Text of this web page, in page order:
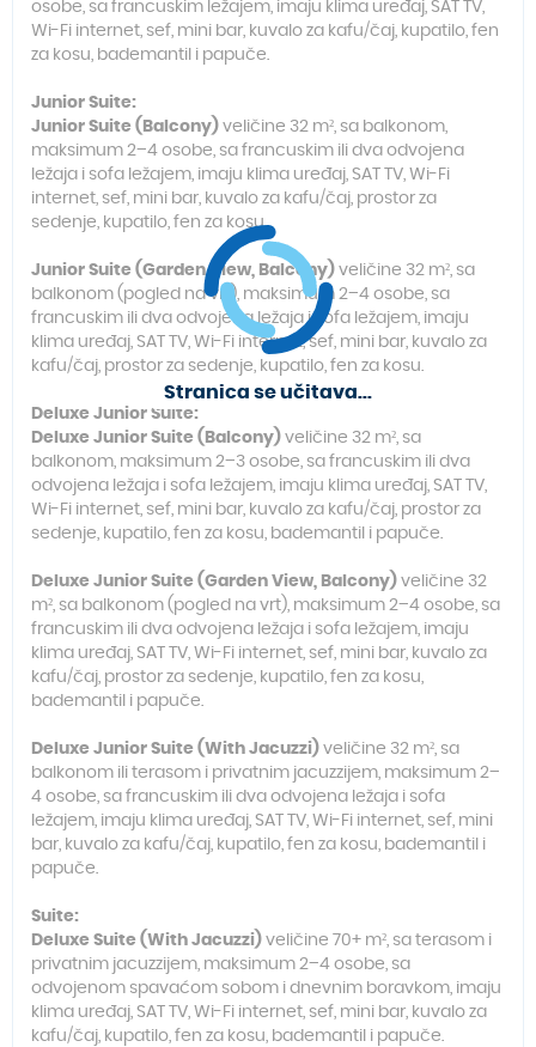
osobe, sa francuskim ležajem, imaju klima uređaj, SAT TV,
Wi-Fi internet, sef, mini bar, kuvalo za kafu/čaj, kupatilo, fen
za kosu, bademantil i papuče.
Junior Suite:
Junior Suite (Balcony) veličine 32 m², sa balkonom,
maksimum 2–4 osobe, sa francuskim ili dva odvojena
ležaja i sofa ležajem, imaju klima uređaj, SAT TV, Wi-Fi
internet, sef, mini bar, kuvalo za kafu/čaj, prostor za
sedenje, kupatilo, fen za kosu.
Junior Suite (Garden View, Balcony) veličine 32 m², sa
balkonom (pogled na vrt), maksimum 2–4 osobe, sa
francuskim ili dva odvojena ležaja i sofa ležajem, imaju
klima uređaj, SAT TV, Wi-Fi internet, sef, mini bar, kuvalo za
kafu/čaj, prostor za sedenje, kupatilo, fen za kosu.
Deluxe Junior Suite:
Deluxe Junior Suite (Balcony) veličine 32 m², sa
balkonom, maksimum 2–3 osobe, sa francuskim ili dva
odvojena ležaja i sofa ležajem, imaju klima uređaj, SAT TV,
Wi-Fi internet, sef, mini bar, kuvalo za kafu/čaj, prostor za
sedenje, kupatilo, fen za kosu, bademantil i papuče.
Deluxe Junior Suite (Garden View, Balcony) veličine 32
m², sa balkonom (pogled na vrt), maksimum 2–4 osobe, sa
francuskim ili dva odvojena ležaja i sofa ležajem, imaju
klima uređaj, SAT TV, Wi-Fi internet, sef, mini bar, kuvalo za
kafu/čaj, prostor za sedenje, kupatilo, fen za kosu,
bademantil i papuče.
Deluxe Junior Suite (With Jacuzzi) veličine 32 m², sa
balkonom ili terasom i privatnim jacuzzijem, maksimum 2–
4 osobe, sa francuskim ili dva odvojena ležaja i sofa
ležajem, imaju klima uređaj, SAT TV, Wi-Fi internet, sef, mini
bar, kuvalo za kafu/čaj, kupatilo, fen za kosu, bademantil i
papuče.
Suite:
Deluxe Suite (With Jacuzzi) veličine 70+ m², sa terasom i
privatnim jacuzzijem, maksimum 2–4 osobe, sa
odvojenom spavaćom sobom i dnevnim boravkom, imaju
klima uređaj, SAT TV, Wi-Fi internet, sef, mini bar, kuvalo za
kafu/čaj, kupatilo, fen za kosu, bademantil i papuče.
Stranica se učitava...